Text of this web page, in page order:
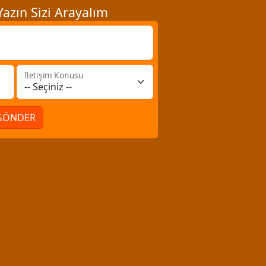
Sizi Arayalım
İletişim Konusu